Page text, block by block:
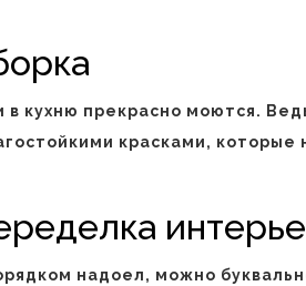
кухню прекрасно моются.
красками, которые
надоел, можно